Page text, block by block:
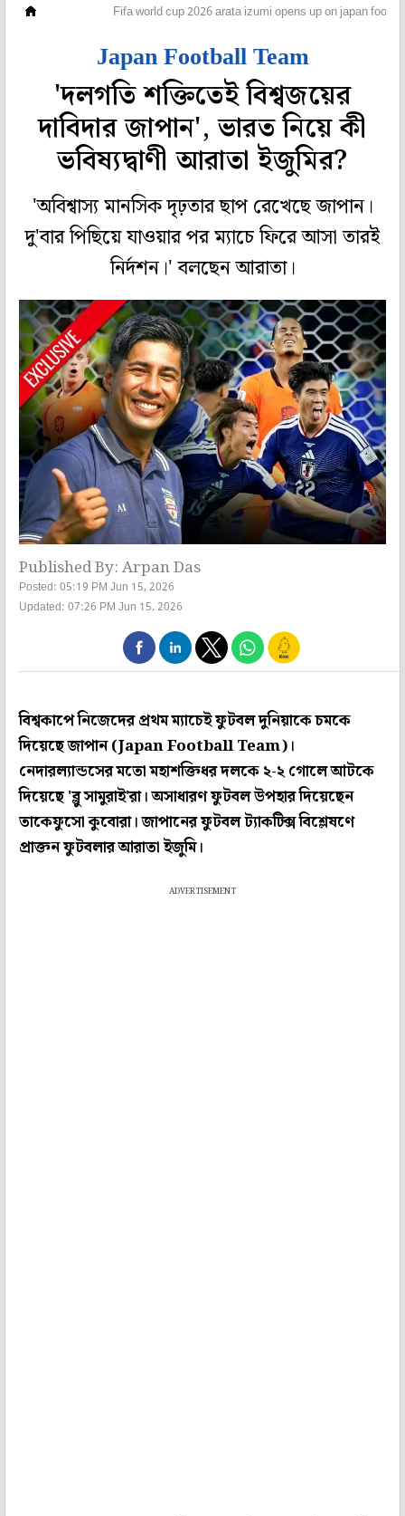
Fifa world cup 2026 arata izumi opens up on japan
Japan Football Team
'দলগতি শক্তিতেই বিশ্বজয়ের
দাবিদার জাপান', ভারত নিয়ে কী
ভবিষ্যদ্বাণী আরাতা ইজুমির?
'অবিশ্বাস্য মানসিক দৃঢ়তার ছাপ রেখেছে জাপান।
দু'বার পিছিয়ে যাওয়ার পর ম্যাচে ফিরে আসা তারই
নির্দশন।' বলছেন আরাতা।
Published By: Arpan Das
Posted: 05:19 PM Jun 15, 2026
Updated: 07:26 PM Jun 15, 2026
বিশ্বকাপে নিজেদের প্রথম ম্যাচেই ফুটবল দুনিয়াকে চমকে
দিয়েছে জাপান (Japan Football Team)।
নেদারল্যান্ডসের মতো মহাশক্তিধর দলকে ২-২ গোলে আটকে
দিয়েছে 'ব্লু সামুরাই'রা। অসাধারণ ফুটবল উপহার দিয়েছেন
তাকেফুসো কুবোরা। জাপানের ফুটবল ট্যাকটিক্স বিশ্লেষণে
প্রাক্তন ফুটবলার আরাতা ইজুমি।
ADVERTISEMENT